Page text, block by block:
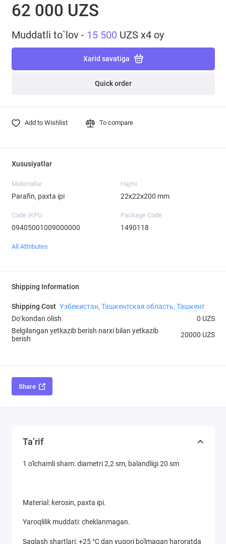
62 000 UZS
Muddatli to`lov - 15 500 UZS x4 oy
Xarid savatiga
Quick order
Add to Wishlist To compare
Xususiyatlar
Materiallar
Parafin, paxta ipi
Hajmi
22x22x200 mm
Code IKPU
09405001009000000
Package Code
1490118
All Attributes
Shipping Information
Shipping Cost Узбекистан, Ташкентская область, Ташкент
Doʻkondan olish
0 UZS
Belgilangan yetkazib berish narxi bilan yetkazib
berish
20000 UZS
Share
Ta’rif
1 o'lchamli sham: diametri 2,2 sm, balandligi 20 sm
Material: kerosin, paxta ipi.
Yaroqlilik muddati: cheklanmagan.
Saqlash shartlari: +25 °C dan yuqori bo'lmagan haroratda